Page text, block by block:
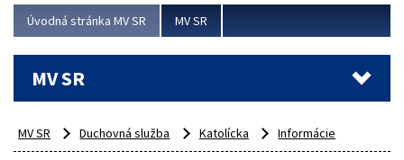
Úvodná stránka MV SR MV SR
MV SR
MV SR Duchovná služba Katolícka Informácie